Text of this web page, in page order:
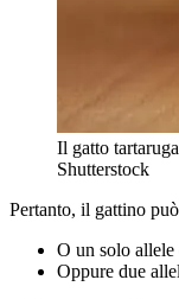
Il gatto
Shutterstock
Pertanto, il gattino
O un solo
Oppure due